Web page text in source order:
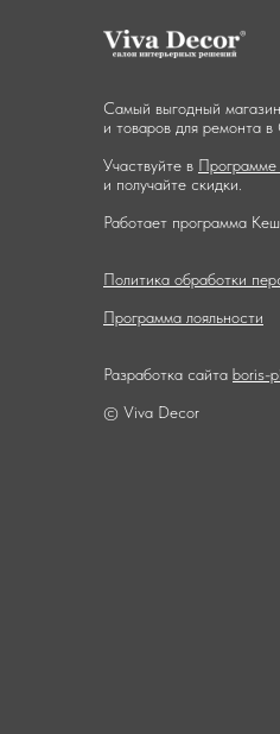
Самый выгодный
и товаров для ремонта в
Участвуйте в Программе
и получайте скидки.
Работает программа
Политика обработки
Программа лояльности
Разработка сайта boris-
© Viva Decor